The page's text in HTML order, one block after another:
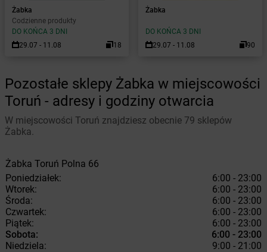
Żabka
Codzienne produkty
DO KOŃCA 3 DNI
29.07 - 11.08
18
Żabka
DO KOŃCA 3 DNI
29.07 - 11.08
90
Pozostałe sklepy Żabka w miejscowości
Toruń - adresy i godziny otwarcia
W miejscowości Toruń znajdziesz obecnie 79 sklepów
Żabka.
Żabka Toruń Polna 66
Poniedziałek:
6:00 - 23:00
Wtorek:
6:00 - 23:00
Środa:
6:00 - 23:00
Czwartek:
6:00 - 23:00
Piątek:
6:00 - 23:00
Sobota:
6:00 - 23:00
Niedziela:
9:00 - 21:00